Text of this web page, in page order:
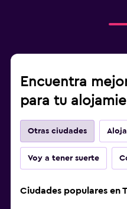
Encuentra
para tu
Otras ciudades
Voy a tener suerte
Ciudades populares en